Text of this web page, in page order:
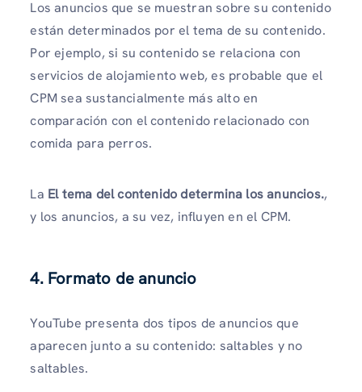
Los anuncios que se muestran sobre su contenido
están determinados por el tema de su contenido.
Por ejemplo, si su contenido se relaciona con
servicios de alojamiento web, es probable que el
CPM sea sustancialmente más alto en
comparación con el contenido relacionado con
comida para perros.
La El tema del contenido determina los anuncios.,
y los anuncios, a su vez, influyen en el CPM.
4. Formato de anuncio
YouTube presenta dos tipos de anuncios que
aparecen junto a su contenido: saltables y no
saltables.